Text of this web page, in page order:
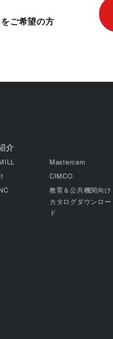
ご希望の方
介
Mastercam
CIMCO
教育＆公共機関向け
カタログダウンロー
ド